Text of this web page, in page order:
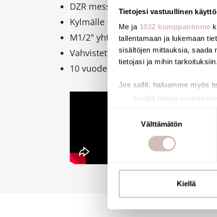
Tietojesi vastuullinen käyttö
Me ja 1022 kumppanimme
tallentamaan ja lukemaan
sisältöjen mittauksia, saada
tietojasi ja mihin tarkoituksiin.
Jos sallit, haluamme myös
Kerätä tietoja
Lue lisää siitä, miten
suostumustasi tai peruuttaa
ja kävijämäärämme
kumppaneillemme tietoja
Välttämätön
Kiellä
DZR messinkinen kromattu runko.
Kylmälle tai esisekoitetulle vedelle.
M1/2" yhteellä.
Vahvistettu kiinnitys 3:lla
10 vuoden takuu.